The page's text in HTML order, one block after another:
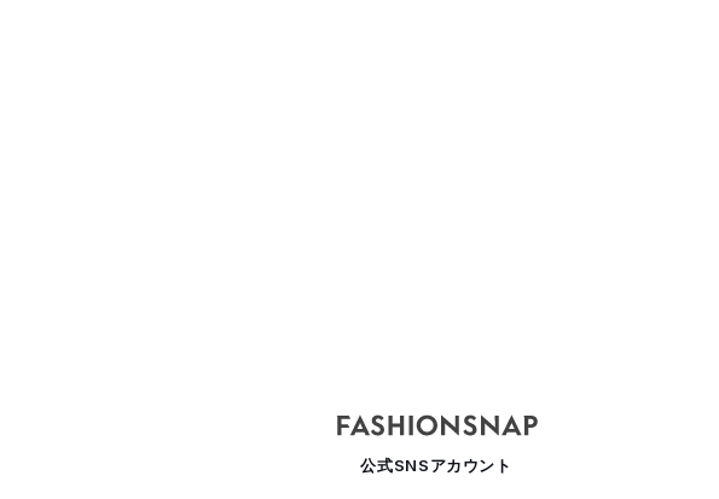
公式SNSアカウント